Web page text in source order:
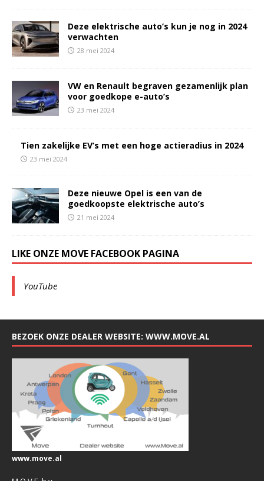
Deze elektrische auto’s kun je nog in 2024
verwachten
28 mei 2024
VW en Renault begraven gezamenlijk plan
voor goedkope e-auto’s
23 mei 2024
Tien zakelijke EV’s met een hoge actieradius in 2024
23 mei 2024
Deze nieuwe Opel is een van de
goedkoopste elektrische auto’s
21 mei 2024
LIKE ONZE MOVE FACEBOOK PAGINA
YouTube
BEZOEK ONZE DEALER WEBSITE: WWW.MOVE.AL
www.move.al